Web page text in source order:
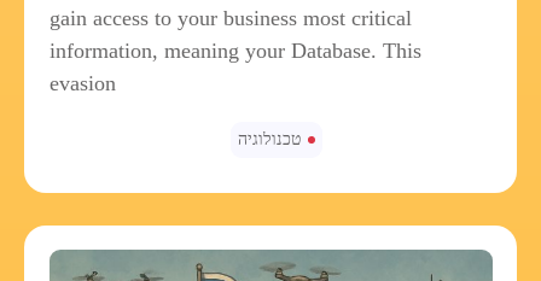
gain access to your business most critical
information, meaning your Database. This
evasion
טכנולוגיה